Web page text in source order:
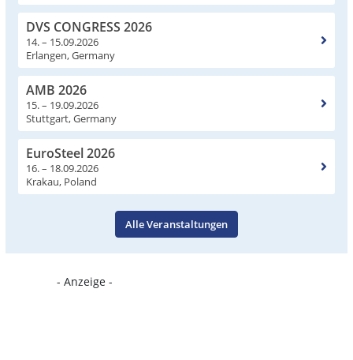
DVS CONGRESS 2026
14. – 15.09.2026
Erlangen, Germany
AMB 2026
15. – 19.09.2026
Stuttgart, Germany
EuroSteel 2026
16. – 18.09.2026
Krakau, Poland
Alle Veranstaltungen
- Anzeige -